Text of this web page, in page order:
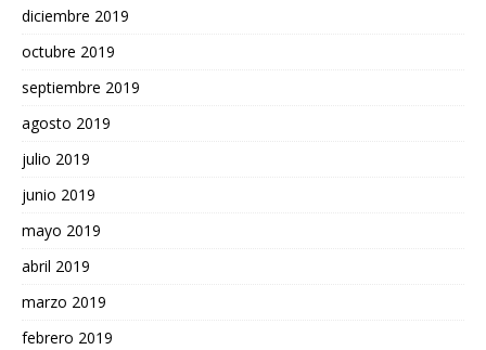
diciembre 2019
octubre 2019
septiembre 2019
agosto 2019
julio 2019
junio 2019
mayo 2019
abril 2019
marzo 2019
febrero 2019